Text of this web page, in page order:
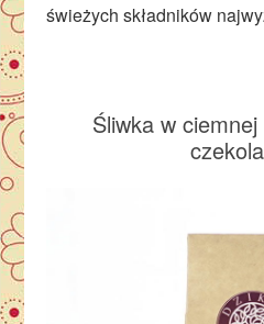
świeżych składników
Śliwka w